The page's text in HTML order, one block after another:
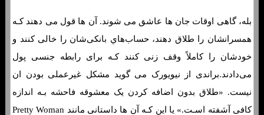
بله، گاهی اوقات جان ها عاشق می شوند. آن ها قول می دهند کـه
همسرانشان را طلاق دهند، حساب‌هاي‌ بانکی‌شان را خالی کنند و
خودشان را کاملاً وقف زنی کنند کـه برای رابطه جنسی پول
می‌دادند.براندی از نیویورک می گوید مشکل غیرعملی بودن ان
نیست. «طلاق بدون اضافه کردن یک معشوقه فاحشه بـه اندازه
کافی آشفته اسـت.» یا این کـه آن ها داستانی مانند Pretty Woman